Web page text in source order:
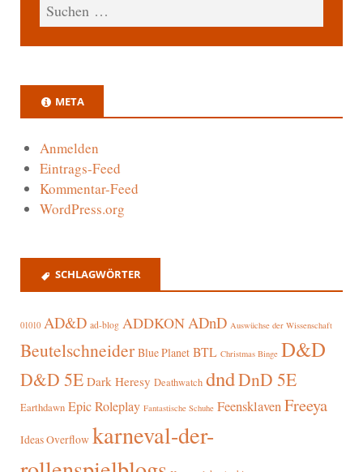
META
Anmelden
Eintrags-Feed
Kommentar-Feed
WordPress.org
SCHLAGWÖRTER
01010 AD&D ad-blog ADDKON ADnD Auswüchse der Wissenschaft
Beutelschneider Blue Planet BTL Christmas Binge D&D
D&D 5E Dark Heresy Deathwatch dndDnD 5E
Earthdawn Epic Roleplay Fantastische Schuhe FeensklavenFreeya
Ideas Overflow karneval-der-